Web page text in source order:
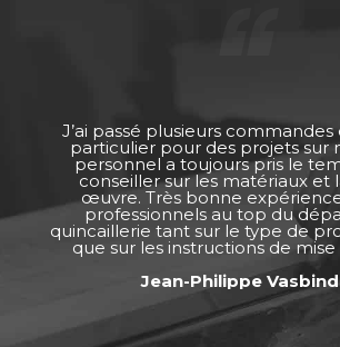
J’ai passé plusieurs
particulier pour des projets sur
personnel a toujours pris le
conseiller sur les matériaux et
œuvre. Très bonne
professionnels au top du
quincaillerie tant sur le type de
que sur les instructions de
Jean-Philippe